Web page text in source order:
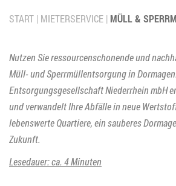
START MIETERSERVICE MÜLL &
Nutzen Sie ressourcenschonende und
Müll- und Sperrmüllentsorgung in
Entsorgungsgesellschaft Niederrhein mbH
und verwandelt Ihre Abfälle in neue
lebenswerte Quartiere, ein sauberes
Zukunft.
Lesedauer: ca. 4 Minuten